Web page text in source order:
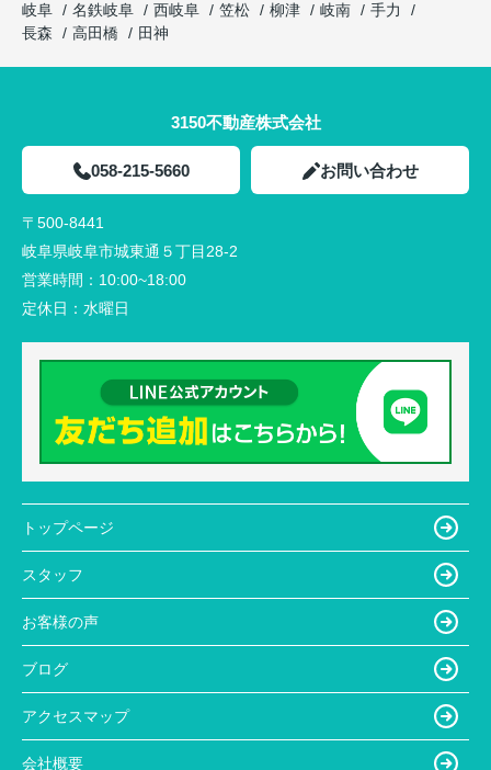
岐阜
名鉄岐阜 西岐阜 笠松 柳津 岐南
手力
長森
高田橋 田神
3150不動産株式会社
058-215-5660 お問い合わせ
〒500-8441
岐阜県岐阜市城東通５丁目28-2
営業時間： 10:00~18:00
定休日： 水曜日
トップページ
スタッフ
お客様の声
ブログ
アクセスマップ
会社概要